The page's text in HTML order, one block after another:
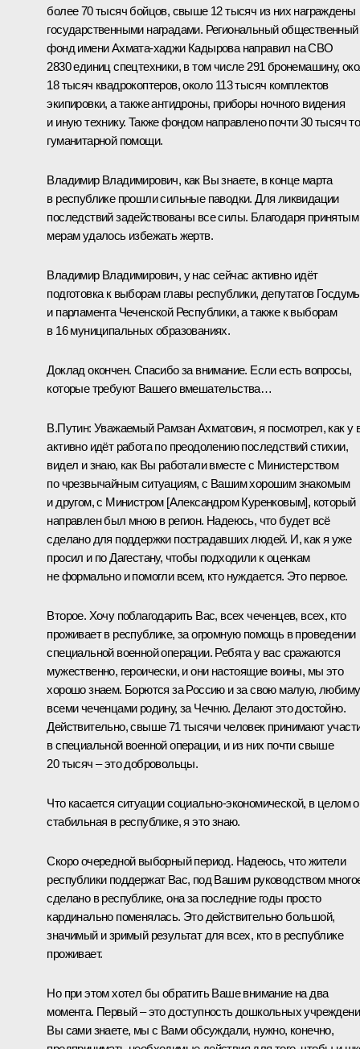
более 70 тысяч бойцов, свыше 12 тысяч из них награждены
государственными наградами. Региональный общественный
фонд имени Ахмата-хаджи Кадырова направил на СВО
2830 единиц спецтехники, в том числе 291 бронемашину,
18 тысяч квадрокоптеров, около 113 тысяч комплектов
экипировки, а также антидроны, приборы ночного видения
и иную технику. Также фондом направлено почти 30 тысяч
гуманитарной помощи.
Владимир Владимирович, как Вы знаете, в конце марта
в республике прошли сильные паводки. Для ликвидации
последствий задействованы все силы. Благодаря принятым
мерам удалось избежать жертв.
Владимир Владимирович, у нас сейчас активно идёт
подготовка к выборам главы республики, депутатов
и парламента Чеченской Республики, а также к выборам
в 16 муниципальных образованиях.
Доклад окончен. Спасибо за внимание. Если есть вопросы,
которые требуют Вашего вмешательства…
В.Путин: Уважаемый Рамзан Ахматович, я посмотрел, как у
активно идёт работа по преодолению последствий стихии,
видел и знаю, как Вы работали вместе с Министерством
по чрезвычайным ситуациям, с Вашим хорошим знакомым
и другом, с Министром [Александром Куренковым], который
направлен был мною в регион. Надеюсь, что будет всё
сделано для поддержки пострадавших людей. И, как я уже
просил и по Дагестану, чтобы подходили к оценкам
не формально и помогли всем, кто нуждается. Это первое.
Второе. Хочу поблагодарить Вас, всех чеченцев, всех, кто
проживает в республике, за огромную помощь в проведении
специальной военной операции. Ребята у вас сражаются
мужественно, героически, и они настоящие воины, мы это
хорошо знаем. Борются за Россию и за свою малую,
всеми чеченцами родину, за Чечню. Делают это достойно.
Действительно, свыше 71 тысячи человек принимают
в специальной военной операции, и из них почти свыше
20 тысяч – это добровольцы.
Что касается ситуации социально-экономической, в целом
стабильная в республике, я это знаю.
Скоро очередной выборный период. Надеюсь, что жители
республики поддержат Вас, под Вашим руководством
сделано в республике, она за последние годы просто
кардинально поменялась. Это действительно большой,
значимый и зримый результат для всех, кто в республике
проживает.
Но при этом хотел бы обратить Ваше внимание на два
момента. Первый – это доступность дошкольных
Вы сами знаете, мы с Вами обсуждали, нужно, конечно,